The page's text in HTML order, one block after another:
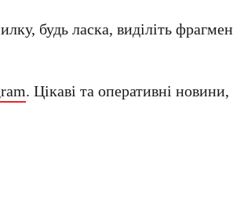
будь ласка, виділіть
. Цікаві та оперативні